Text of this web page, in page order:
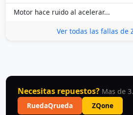
Motor hace ruido al acelerar...
Ver todas las fallas de
Necesitas repuestos? Mas de
RuedaQrueda
ZQone